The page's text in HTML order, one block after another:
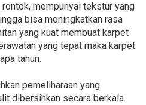
mempunyai tekstur yang
bisa meningkatkan rasa
yang kuat membuat karpet
yang tepat maka karpet
tahun.
pemeliharaan yang
dibersihkan secara berkala.